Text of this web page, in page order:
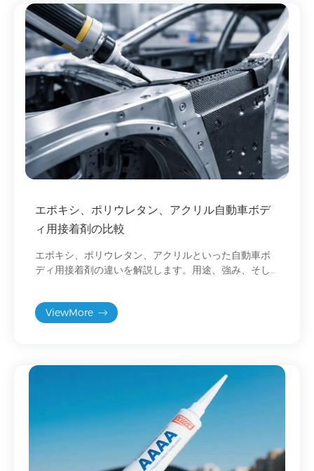
エポキシ、ポリウレタン、アクリル自動車ボデ
ィ用接着剤の比較
エポキシ、ポリウレタン、アクリルといった自動車ボ
ディ用接着剤の違いを解説します。用途、強み、そし
ViewMore